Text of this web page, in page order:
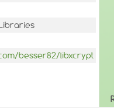
besser82/libxcrypt